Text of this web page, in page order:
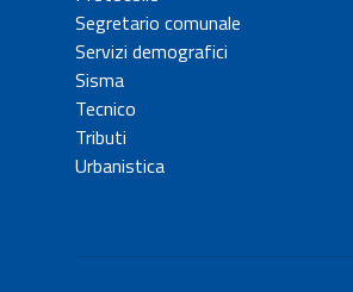
Segretario comunale
Servizi demografici
Sisma
Tecnico
Tributi
Urbanistica